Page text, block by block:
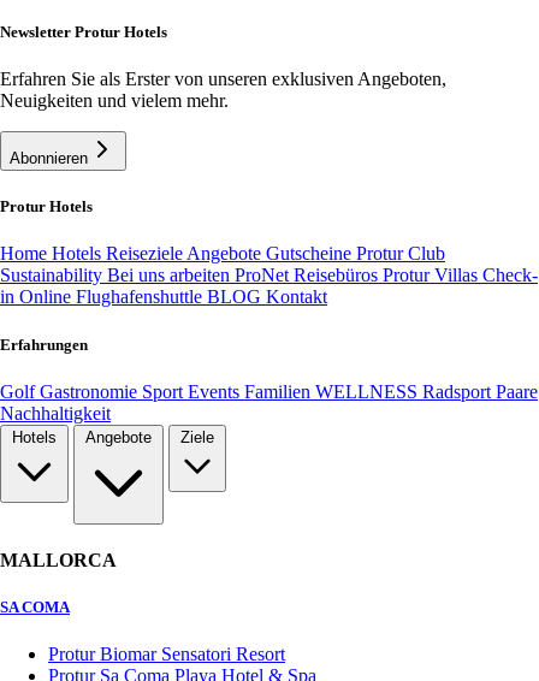
Newsletter Protur Hotels
Erfahren Sie als Erster von unseren exklusiven Angeboten,
Neuigkeiten und vielem mehr.
Abonnieren
Protur Hotels
Home Hotels ReisezieleAngebote Gutscheine Protur Club
Sustainability Bei uns arbeiten ProNet Reisebüros Protur Villas Check-
in Online Flughafenshuttle BLOG Kontakt
Erfahrungen
GolfGastronomie Sport Events Familien WELLNESS Radsport Paare
Nachhaltigkeit
MALLORCA
SA COMA
Protur Biomar Sensatori Resort
Protur Sa Coma Playa Hotel & Spa